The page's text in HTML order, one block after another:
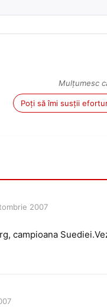
Mulțumesc
Poți să îmi susții
2007
campioana